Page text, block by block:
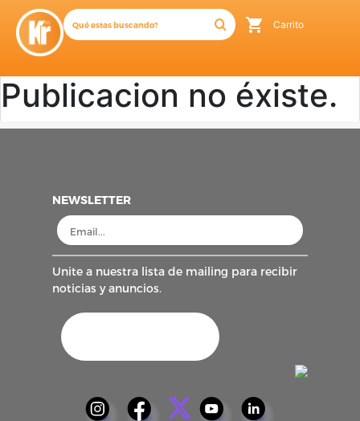
Carrito
Publicacion no éxiste.
NEWSLETTER
Unite a nuestra lista de mailing para recibir
noticias y anuncios.